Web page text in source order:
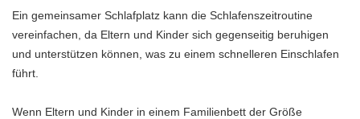
Ein gemeinsamer Schlafplatz kann die Schlafenszeitroutine
vereinfachen, da Eltern und Kinder sich gegenseitig beruhigen
und unterstützen können, was zu einem schnelleren Einschlafen
führt.
Wenn Eltern und Kinder in einem Familienbett der Größe